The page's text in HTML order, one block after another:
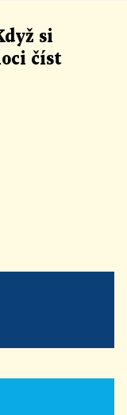
si
číst